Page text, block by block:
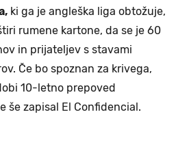
ki ga je angleška liga obtožuje,
rumene kartone, da se je 60
in prijateljev s stavami
Če bo spoznan za krivega,
10-letno prepoved
še zapisal El Confidencial.